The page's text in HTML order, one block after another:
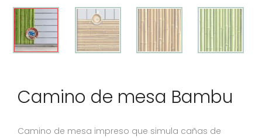
Camino de mesa Bambu
Camino de mesa impreso que simula cañas de